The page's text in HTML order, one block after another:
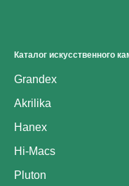
Каталог искусственного
Grandex
Akrilika
Hanex
Hi-Macs
Pluton